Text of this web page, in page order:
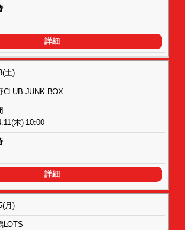
詳細
土)
CLUB JUNK BOX
木) 10:00
詳細
月)
LOTS